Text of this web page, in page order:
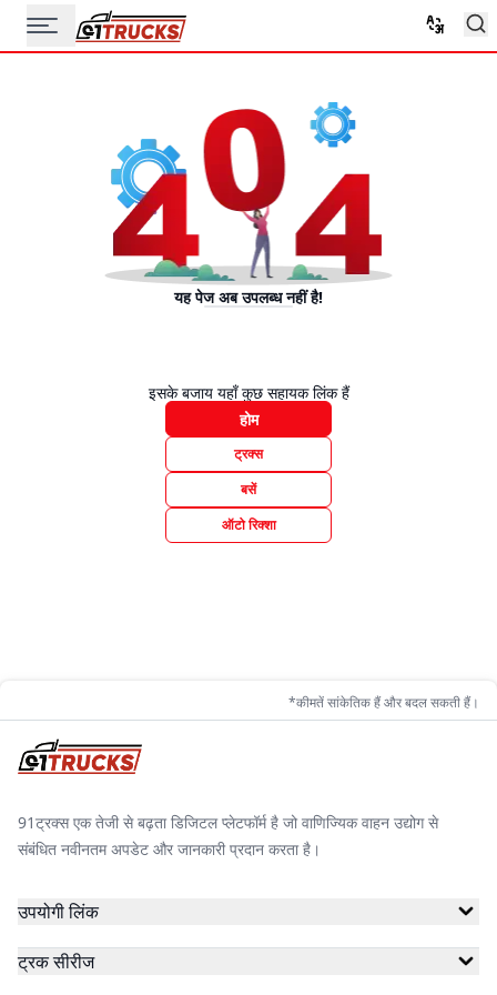
यह पेज अब उपलब्ध नहीं है!
इसके बजाय यहाँ कुछ सहायक लिंक हैं
होम
ट्रक्स
बसें
ऑटो रिक्शा
*कीमतें सांकेतिक हैं और बदल सकती हैं।
91ट्रक्स एक तेजी से बढ़ता डिजिटल प्लेटफॉर्म है जो वाणिज्यिक वाहन उद्योग से
संबंधित नवीनतम अपडेट और जानकारी प्रदान करता है।
उपयोगी लिंक
ट्रक सीरीज